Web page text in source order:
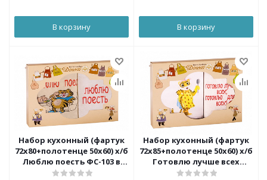
В корзину В корзину
Набор кухонный (фартук
72х80+полотенце 50х60) х/б
Люблю поесть ФС-103 в
коробке Dinosti
Набор кухонный (фартук
72х85+полотенце 50х60) х/б
Готовлю лучше всех
ФС-102 в коробке Dinosti